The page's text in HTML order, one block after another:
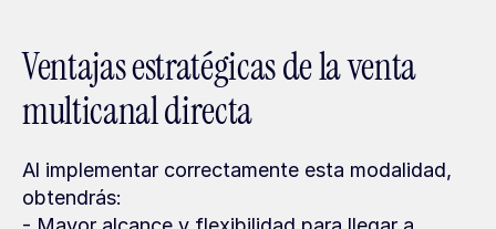
Ventajas estratégicas de la venta
multicanal directa
Al implementar correctamente esta modalidad,
obtendrás: